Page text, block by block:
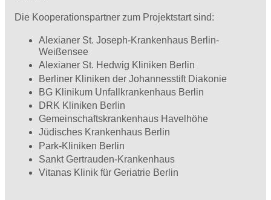
Die Kooperationspartner zum Projektstart sind:
Alexianer St. Joseph-Krankenhaus Berlin-
Weißensee
Alexianer St. Hedwig Kliniken Berlin
Berliner Kliniken der Johannesstift Diakonie
BG Klinikum Unfallkrankenhaus Berlin
DRK Kliniken Berlin
Gemeinschaftskrankenhaus Havelhöhe
Jüdisches Krankenhaus Berlin
Park-Kliniken Berlin
Sankt Gertrauden-Krankenhaus
Vitanas Klinik für Geriatrie Berlin